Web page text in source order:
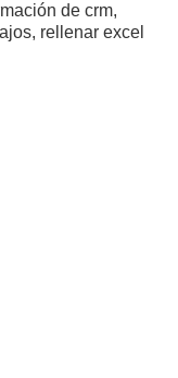
de crm,
rellenar excel